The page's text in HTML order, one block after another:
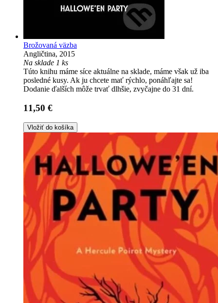
Brožovaná väzba
Angličtina, 2015
Na sklade 1 ks
Túto knihu máme síce aktuálne na sklade, máme však už iba
posledné kusy. Ak ju chcete mať rýchlo, ponáhľajte sa!
Dodanie ďalších môže trvať dlhšie, zvyčajne do 31 dní.
11,50 €
Vložiť do košíka